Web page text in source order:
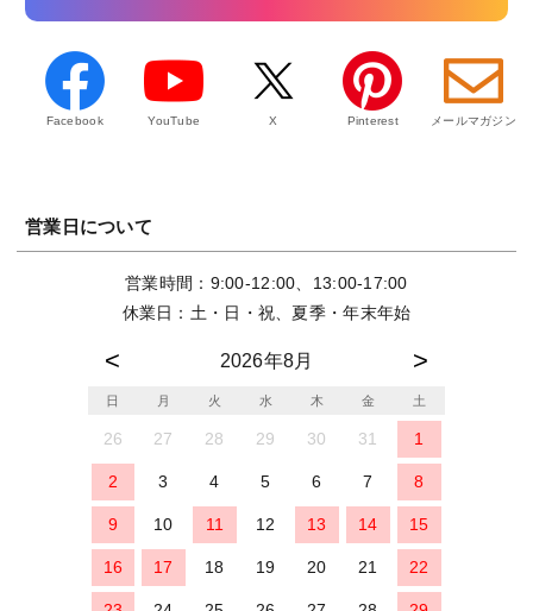
Facebook YouTube X Pinterest メールマガジン
営業日について
営業時間：9:00-12:00、13:00-17:00
休業日：土・日・祝、夏季・年末年始
2026年8月
日 月 火 水 木 金 土
26 27 28 29 30 31 1
2 3 4 5 6 7 8
9 10 11 12 13 14 15
16 17 18 19 20 21 22